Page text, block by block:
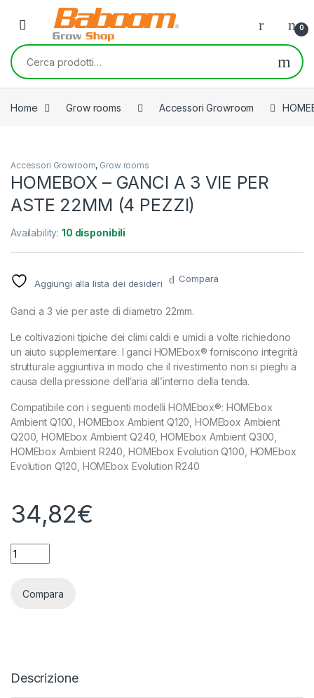
Skip to navigation
Skip to content
0
Cerca:
Home Grow rooms Accessori Growroom
Accessori Growroom, Grow rooms
HOMEBOX – GANCI A 3 VIE PER
ASTE 22MM (4 PEZZI)
Availability:10 disponibili
Aggiungi alla lista dei desideri Compara
Ganci a 3 vie per aste di diametro 22mm.
Le coltivazioni tipiche dei climi caldi e umidi a volte richiedono
un aiuto supplementare. I ganci HOMEbox® forniscono integrità
strutturale aggiuntiva in modo che il rivestimento non si pieghi a
causa della pressione dell’aria all’interno della tenda.
Compatibile con i seguenti modelli HOMEbox®: HOMEbox
Ambient Q100, HOMEbox Ambient Q120, HOMEbox Ambient
Q200, HOMEbox Ambient Q240, HOMEbox Ambient Q300,
HOMEbox Ambient R240, HOMEbox Evolution Q100, HOMEbox
Evolution Q120, HOMEbox Evolution R240
34,82€
HOMEBOX - GANCI A 3 VIE PER ASTE 22MM (4 PEZZI) quantity
Compara
Descrizione